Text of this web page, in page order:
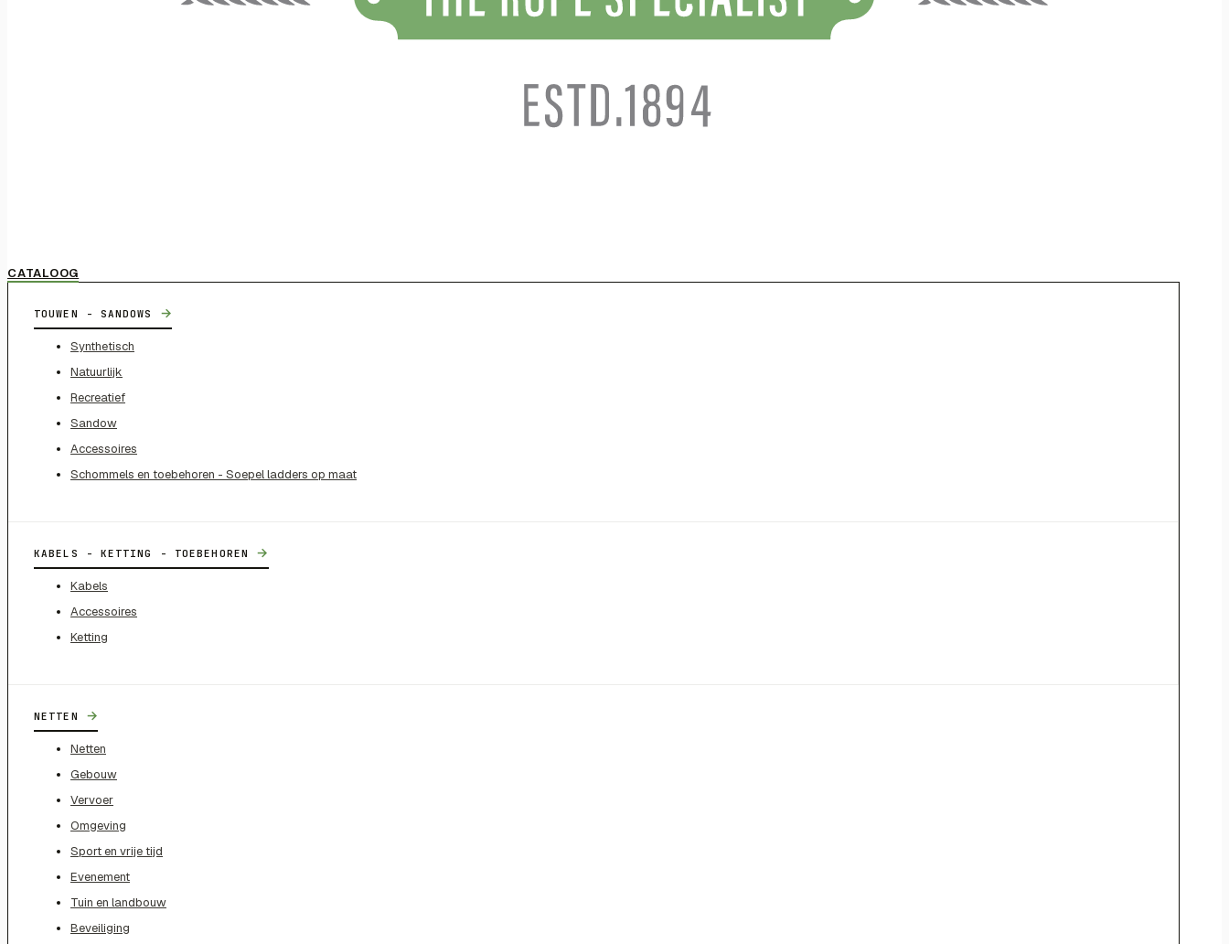
CATALOOG
TOUWEN - SANDOWS →
Synthetisch
Natuurlijk
Recreatief
Sandow
Accessoires
Schommels en toebehoren - Soepel ladders op maat
KABELS - KETTING - TOEBEHOREN →
Kabels
Accessoires
Ketting
NETTEN →
Netten
Gebouw
Vervoer
Omgeving
Sport en vrije tijd
Evenement
Tuin en landbouw
Beveiliging